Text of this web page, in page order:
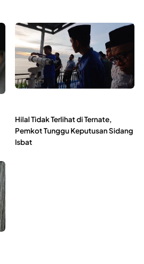
Hilal Tidak Terlihat di Ternate,
Pemkot Tunggu Keputusan Sidang
Isbat